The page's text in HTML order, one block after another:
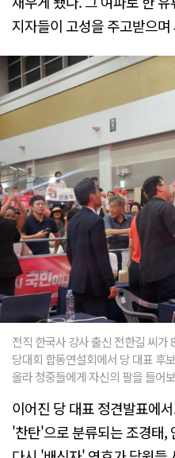
지자들이 고성을 주고받으
전직 한국사 강사 출신 전한길 씨가
당대회 합동연설회에서 당 대표 후
올라 청중들에게 자신의 팔을 들어
이어진 당 대표 정견발표에
'찬탄'으로 분류되는 조경태,